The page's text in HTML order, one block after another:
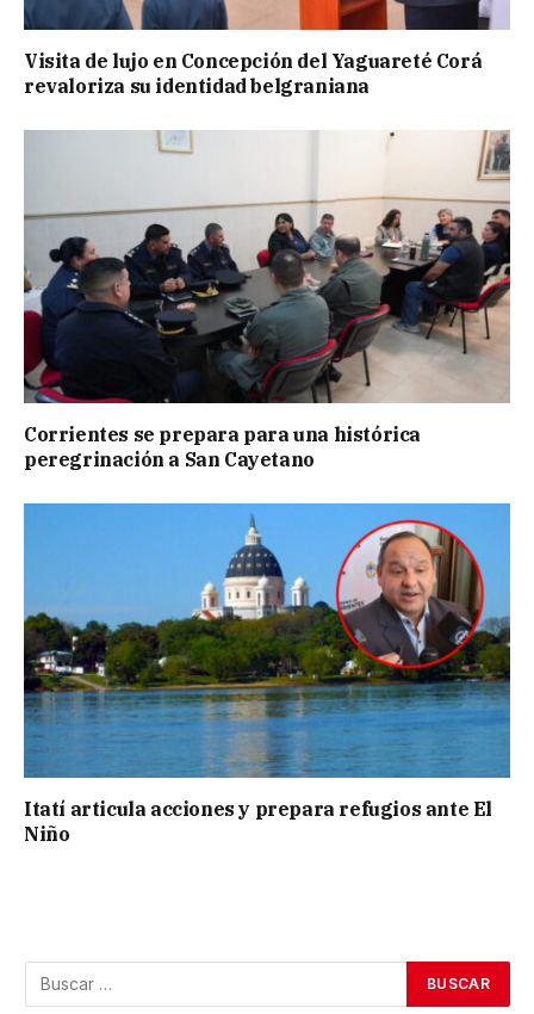
Visita de lujo en Concepción del Yaguareté Corá
revaloriza su identidad belgraniana
Corrientes se prepara para una histórica
peregrinación a San Cayetano
Itatí articula acciones y prepara refugios ante El
Niño